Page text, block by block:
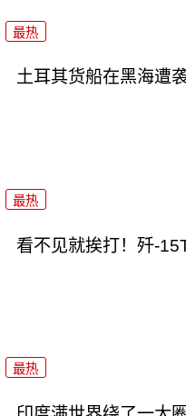
最热
土耳其货船在黑海遭
最热
看不见就挨打！歼-
最热